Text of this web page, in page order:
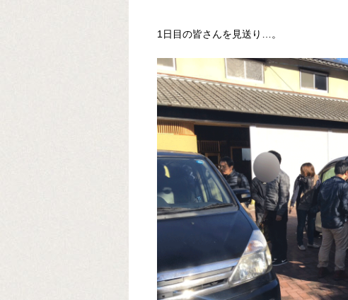
1日目の皆さんを見送り…。